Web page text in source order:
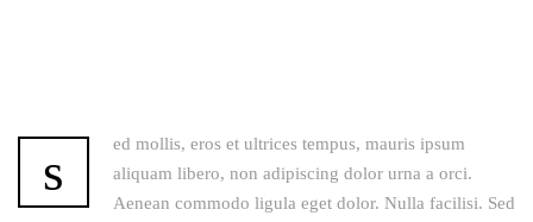
s
ed mollis, eros et ultrices tempus, mauris ipsum
aliquam libero, non adipiscing dolor urna a orci.
Aenean commodo ligula eget dolor. Nulla facilisi. Sed